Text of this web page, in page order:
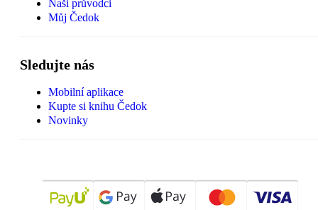
Naši průvodci
Můj Čedok
Sledujte nás
Mobilní aplikace
Kupte si knihu Čedok
Novinky